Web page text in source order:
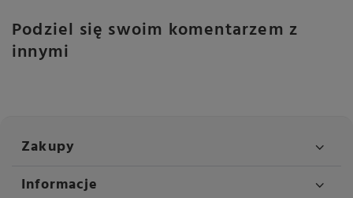
Podziel się swoim komentarzem z
innymi
Zakupy
Informacje